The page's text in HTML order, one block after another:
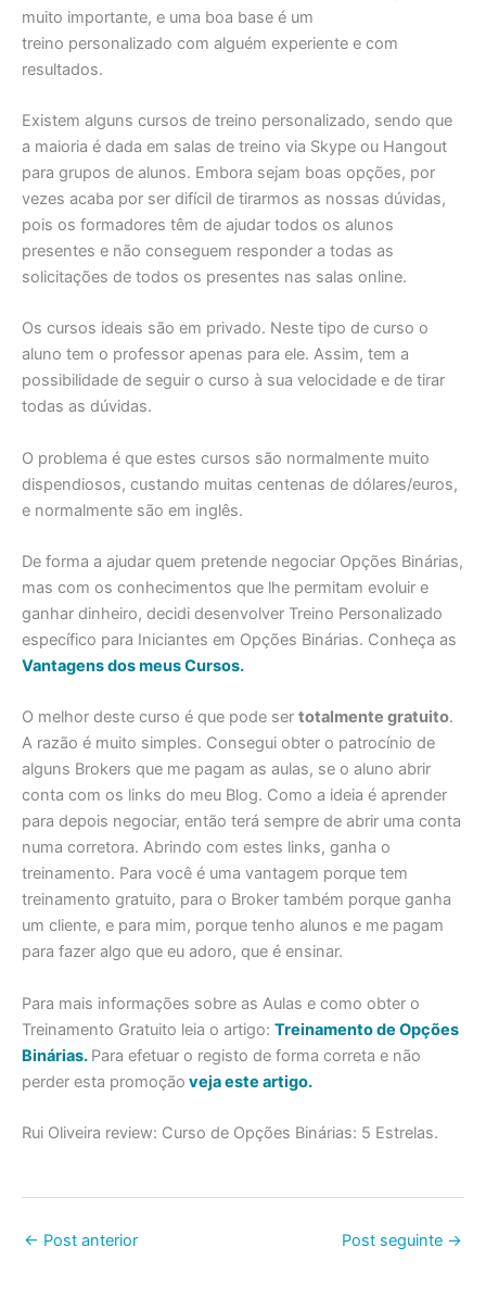
muito importante, e uma boa base é um
treino personalizado com alguém experiente e com
resultados.
Existem alguns cursos de treino personalizado, sendo que
a maioria é dada em salas de treino via Skype ou Hangout
para grupos de alunos. Embora sejam boas opções, por
vezes acaba por ser difícil de tirarmos as nossas dúvidas,
pois os formadores têm de ajudar todos os alunos
presentes e não conseguem responder a todas as
solicitações de todos os presentes nas salas online.
Os cursos ideais são em privado. Neste tipo de curso o
aluno tem o professor apenas para ele. Assim, tem a
possibilidade de seguir o curso à sua velocidade e de tirar
todas as dúvidas.
O problema é que estes cursos são normalmente muito
dispendiosos, custando muitas centenas de dólares/euros,
e normalmente são em inglês.
De forma a ajudar quem pretende negociar Opções Binárias,
mas com os conhecimentos que lhe permitam evoluir e
ganhar dinheiro, decidi desenvolver Treino Personalizado
específico para Iniciantes em Opções Binárias. Conheça as
Vantagens dos meus Cursos.
O melhor deste curso é que pode ser totalmente gratuito.
A razão é muito simples. Consegui obter o patrocínio de
alguns Brokers que me pagam as aulas, se o aluno abrir
conta com os links do meu Blog. Como a ideia é aprender
para depois negociar, então terá sempre de abrir uma conta
numa corretora. Abrindo com estes links, ganha o
treinamento. Para você é uma vantagem porque tem
treinamento gratuito, para o Broker também porque ganha
um cliente, e para mim, porque tenho alunos e me pagam
para fazer algo que eu adoro, que é ensinar.
Para mais informações sobre as Aulas e como obter o
Treinamento Gratuito leia o artigo: Treinamento de Opções
Binárias. Para efetuar o registo de forma correta e não
perder esta promoção veja este artigo.
Rui Oliveira review: Curso de Opções Binárias: 5 Estrelas.
← Post anterior Post seguinte →